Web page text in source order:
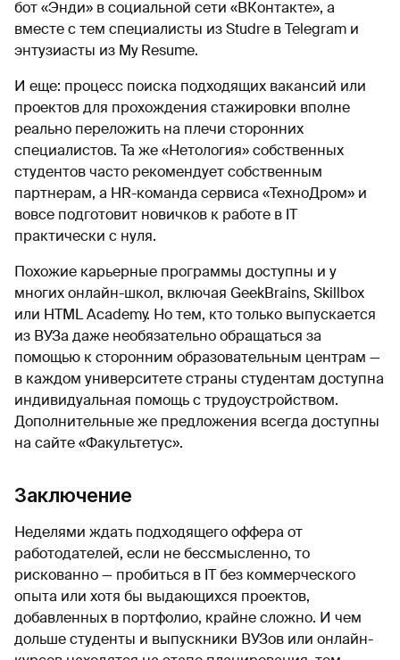
бот «Энди» в социальной сети «ВКонтакте», а
вместе с тем специалисты из Studre в Telegram и
энтузиасты из My Resume.
И еще: процесс поиска подходящих вакансий или
проектов для прохождения стажировки вполне
реально переложить на плечи сторонних
специалистов. Та же «Нетология» собственных
студентов часто рекомендует собственным
партнерам, а HR-команда сервиса «ТехноДром» и
вовсе подготовит новичков к работе в IT
практически с нуля.
Похожие карьерные программы доступны и у
многих онлайн-школ, включая GeekBrains, Skillbox
или HTML Academy. Но тем, кто только выпускается
из ВУЗа даже необязательно обращаться за
помощью к сторонним образовательным центрам —
в каждом университете страны студентам доступна
индивидуальная помощь с трудоустройством.
Дополнительные же предложения всегда доступны
на сайте «Факультетус».
Заключение
Неделями ждать подходящего оффера от
работодателей, если не бессмысленно, то
рискованно — пробиться в IT без коммерческого
опыта или хотя бы выдающихся проектов,
добавленных в портфолио, крайне сложно. И чем
дольше студенты и выпускники ВУЗов или онлайн-